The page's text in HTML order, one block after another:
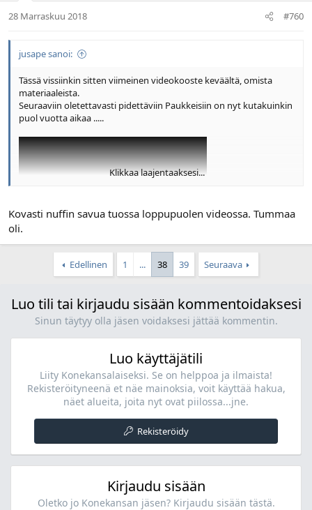
28 Marraskuu 2018 #760
jusape sanoi:
Tässä vissiinkin sitten viimeinen videokooste keväältä, omista
materiaaleista.
Seuraaviin oletettavasti pidettäviin Paukkeisiin on nyt kutakuinkin
puol vuotta aikaa .....
Klikkaa laajentaaksesi...
Kovasti nuffin savua tuossa loppupuolen videossa. Tummaa
oli.
Edellinen 1 ... 38 39 Seuraava
Luo tili tai kirjaudu sisään kommentoidaksesi
Sinun täytyy olla jäsen voidaksesi jättää kommentin.
Luo käyttäjätili
Liity Konekansalaiseksi. Se on helppoa ja ilmaista!
Rekisteröityneenä et näe mainoksia, voit käyttää hakua,
näet alueita, joita nyt ovat piilossa...jne.
Rekisteröidy
Kirjaudu sisään
Oletko jo Konekansan jäsen? Kirjaudu sisään tästä.